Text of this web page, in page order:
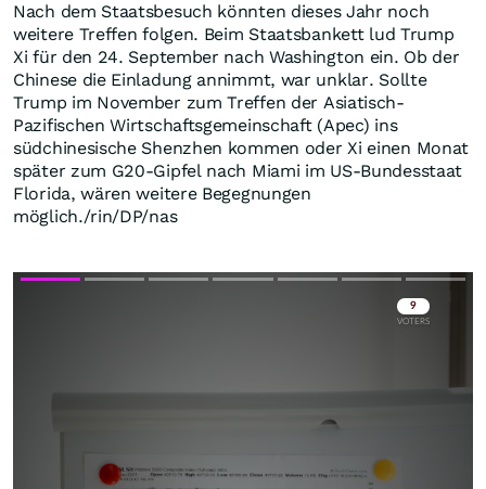
Nach dem Staatsbesuch könnten dieses Jahr noch
weitere Treffen folgen. Beim Staatsbankett lud Trump
Xi für den 24. September nach Washington ein. Ob der
Chinese die Einladung annimmt, war unklar. Sollte
Trump im November zum Treffen der Asiatisch-
Pazifischen Wirtschaftsgemeinschaft (Apec) ins
südchinesische Shenzhen kommen oder Xi einen Monat
später zum G20-Gipfel nach Miami im US-Bundesstaat
Florida, wären weitere Begegnungen
möglich./rin/DP/nas